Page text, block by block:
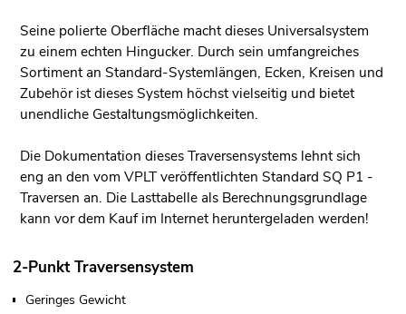
Seine polierte Oberfläche macht dieses Universalsystem
zu einem echten Hingucker. Durch sein umfangreiches
Sortiment an Standard-Systemlängen, Ecken, Kreisen und
Zubehör ist dieses System höchst vielseitig und bietet
unendliche Gestaltungsmöglichkeiten.
Die Dokumentation dieses Traversensystems lehnt sich
eng an den vom VPLT veröffentlichten Standard SQ P1 -
Traversen an. Die Lasttabelle als Berechnungsgrundlage
kann vor dem Kauf im Internet heruntergeladen werden!
2-Punkt Traversensystem
Geringes Gewicht